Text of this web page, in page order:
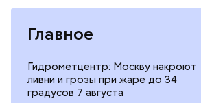
Главное
Гидрометцентр: Москву накроют
ливни и грозы при жаре до 34
градусов 7 августа